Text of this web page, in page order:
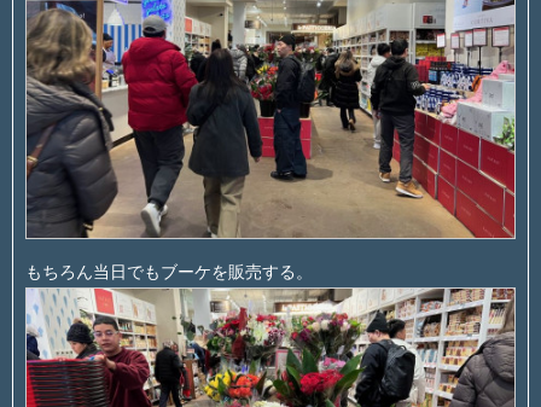
もちろん当日でもブーケを販売する。